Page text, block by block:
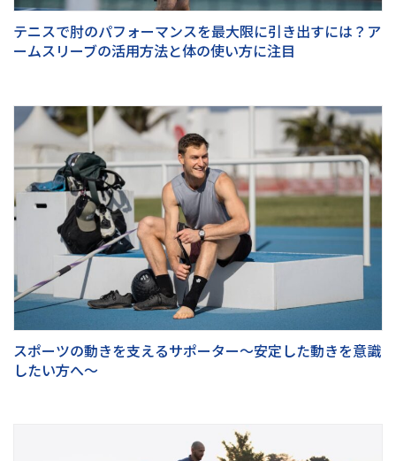
テニスで肘のパフォーマンスを最大限に引き出すには？ア
ームスリーブの活用方法と体の使い方に注目
スポーツの動きを支えるサポーター～安定した動きを意識
したい方へ～